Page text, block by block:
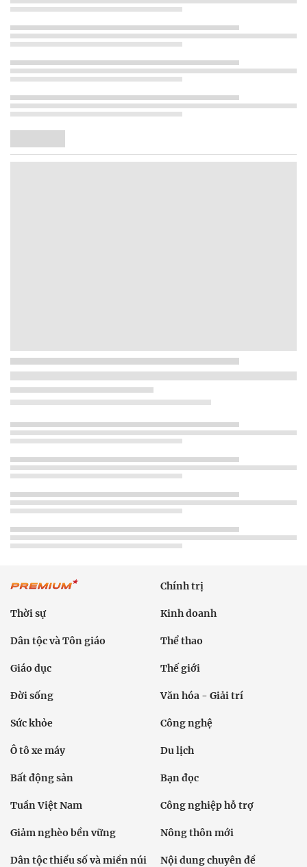
Chính trị
Thời sự Kinh doanh
Dân tộc và Tôn giáo Thể thao
Giáo dục Thế giới
Đời sống Văn hóa - Giải trí
Sức khỏe Công nghệ
Ô tô xe máy Du lịch
Bất động sản Bạn đọc
Tuần Việt Nam Công nghiệp hỗ trợ
Giảm nghèo bền vững Nông thôn mới
Dân tộc thiểu số và miền núi Nội dung chuyên đề